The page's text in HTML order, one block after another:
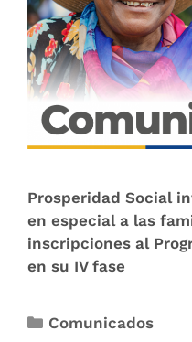
Prosperidad Social
en especial a las
inscripciones al
en su IV fase
Comunicados